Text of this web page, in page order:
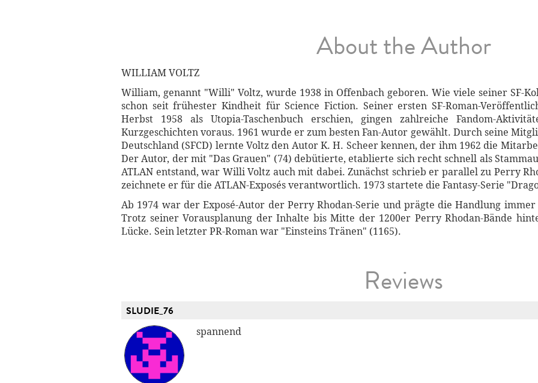
About the Author
WILLIAM VOLTZ
William, genannt "Willi" Voltz, wurde 1938 in Offenbach geboren. Wie viele seiner SF-
schon seit frühester Kindheit für Science Fiction. Seiner ersten SF-Roman-
Herbst 1958 als Utopia-Taschenbuch erschien, gingen zahlreiche Fandom-
Kurzgeschichten voraus. 1961 wurde er zum besten Fan-Autor gewählt. Durch seine
Deutschland (SFCD) lernte Voltz den Autor K. H. Scheer kennen, der ihm 1962 die
Der Autor, der mit "Das Grauen" (74) debütierte, etablierte sich recht schnell als
ATLAN entstand, war Willi Voltz auch mit dabei. Zunächst schrieb er parallel zu Perry
zeichnete er für die ATLAN-Exposés verantwortlich. 1973 startete die Fantasy-Serie
Ab 1974 war der Exposé-Autor der Perry Rhodan-Serie und prägte die Handlung
Trotz seiner Vorausplanung der Inhalte bis Mitte der 1200er Perry Rhodan-Bände
Lücke. Sein letzter PR-Roman war "Einsteins Tränen" (1165).
Reviews
SLUDIE_76
spannend